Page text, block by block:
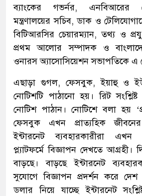
ব্যাংকের গভর্নর, এনবিআরের
মন্ত্রণালয়ের সচিব, ডাক ও
বিটিআরসির চেয়ারম্যান, তথ্য ও
প্রথম আলোর সম্পাদক ও
ওনারস অ্যাসোসিয়েশন সভাপতিকে এ
এছাড়া গুগল, ফেসবুক, ইয়াহু ও
নোটিশটি পাঠানো হয়। রিট
নোটিশ পাঠান। নোটিশে বলা হয়
ফেসবুক এখন প্রাত্যহিক
ইন্টারনেট ব্যবহারকারীরা এখন
প্ল্যাটফর্মে বিজ্ঞাপন দেখতে
বাড়ছে। বাড়ছে ইন্টারনেট
সুযোগে বিজ্ঞাপন প্রদর্শন করে
ডলার নিয়ে যাচ্ছে ইন্টারনেট